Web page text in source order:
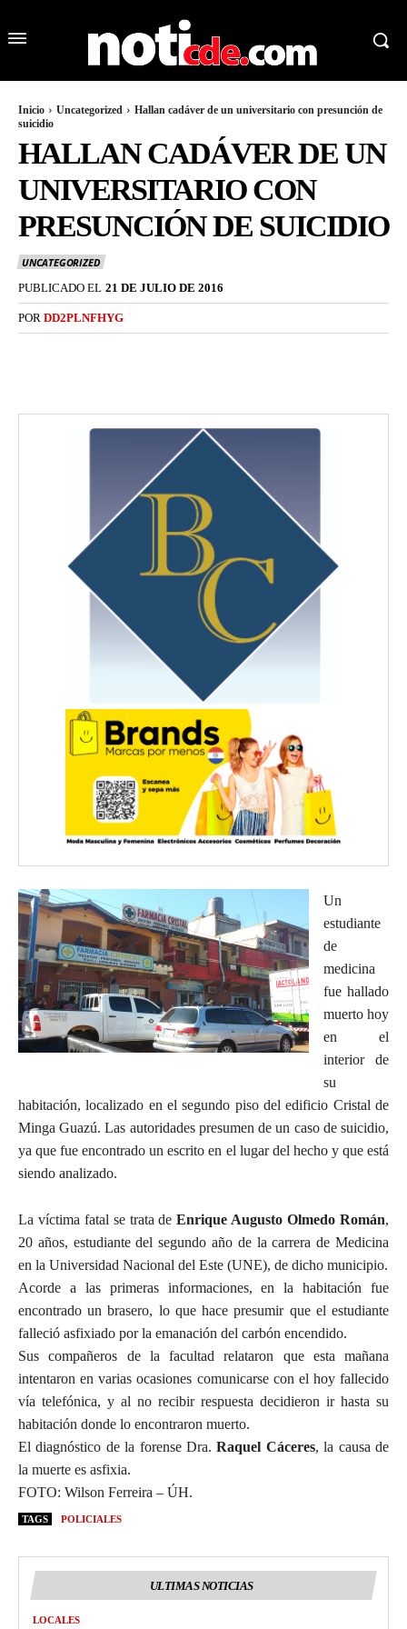
Inicio Uncategorized
Hallan cadáver de un universitario con presunción de
suicidio
HALLAN CADÁVER DE UN
UNIVERSITARIO CON
PRESUNCIÓN DE SUICIDIO
UNCATEGORIZED
PUBLICADO EL 21 DE JULIO DE 2016
POR DD2PLNFHYG
Un
estudiante
de
medicina
fue hallado
muerto hoy
en el
interior de
su
habitación, localizado en el segundo piso del edificio Cristal de
Minga Guazú. Las autoridades presumen de un caso de suicidio,
ya que fue encontrado un escrito en el lugar del hecho y que está
siendo analizado.
La víctima fatal se trata de Enrique Augusto Olmedo Román,
20 años, estudiante del segundo año de la carrera de Medicina
en la Universidad Nacional del Este (UNE), de dicho municipio.
Acorde a las primeras informaciones, en la habitación fue
encontrado un brasero, lo que hace presumir que el estudiante
falleció asfixiado por la emanación del carbón encendido.
Sus compañeros de la facultad relataron que esta mañana
intentaron en varias ocasiones comunicarse con el hoy fallecido
vía telefónica, y al no recibir respuesta decidieron ir hasta su
habitación donde lo encontraron muerto.
El diagnóstico de la forense Dra.Raquel Cáceres, la causa de
la muerte es asfixia.
FOTO: Wilson Ferreira – ÚH.
TAGS POLICIALES
ULTIMAS NOTICIAS
LOCALES